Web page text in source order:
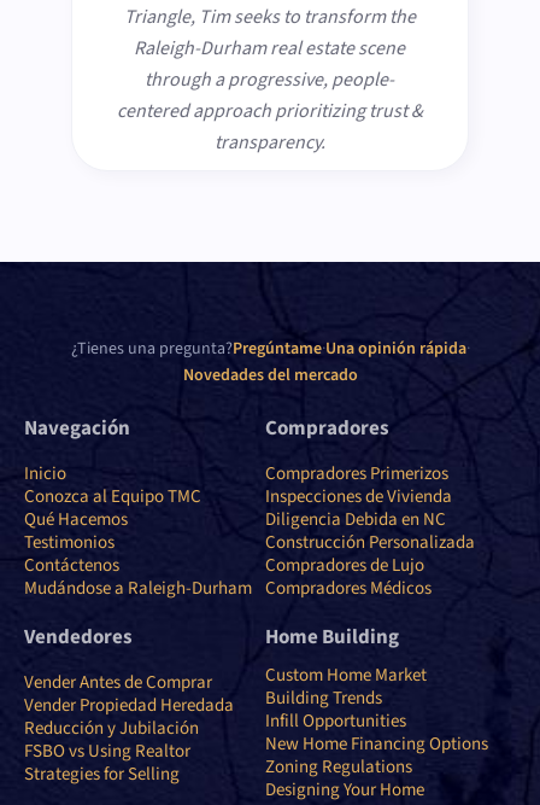
Triangle, Tim seeks to transform the
Raleigh-Durham real estate scene
through a progressive, people-
centered approach prioritizing trust &
transparency.
¿Tienes una pregunta?Pregúntame·Una opinión rápida·
Novedades del mercado
Navegación
Inicio
Conozca al Equipo TMC
Qué Hacemos
Testimonios
Contáctenos
Mudándose a Raleigh-Durham
Compradores
Compradores Primerizos
Inspecciones de Vivienda
Diligencia Debida en NC
Construcción Personalizada
Compradores de Lujo
Compradores Médicos
Vendedores
Vender Antes de Comprar
Vender Propiedad Heredada
Reducción y Jubilación
FSBO vs Using Realtor
Strategies for Selling
Home Building
Custom Home Market
Building Trends
Infill Opportunities
New Home Financing Options
Zoning Regulations
Designing Your Home